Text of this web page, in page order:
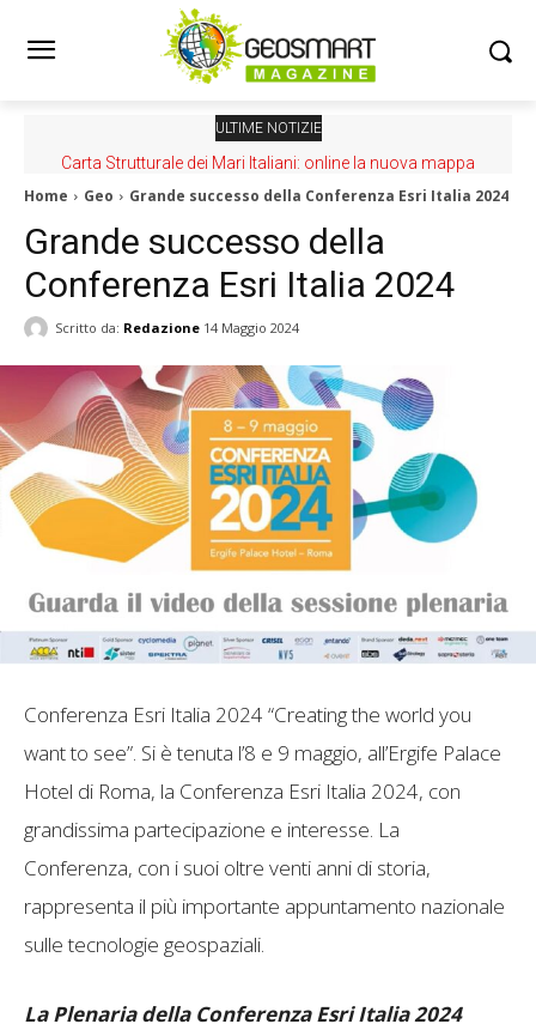
ULTIME NOTIZIE
Carta Strutturale dei Mari Italiani: online la nuova mappa
Home Geo Grande successo della Conferenza Esri Italia 2024
Grande successo della
Conferenza Esri Italia 2024
Scritto da: Redazione 14 Maggio 2024
Conferenza Esri Italia 2024 “Creating the world you
want to see”. Si è tenuta l’8 e 9 maggio, all’Ergife Palace
Hotel di Roma, la Conferenza Esri Italia 2024, con
grandissima partecipazione e interesse. La
Conferenza, con i suoi oltre venti anni di storia,
rappresenta il più importante appuntamento nazionale
sulle tecnologie geospaziali.
La Plenaria della Conferenza Esri Italia 2024